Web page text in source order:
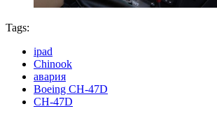
Tags:
ipad
Chinook
авария
Boeing CH-47D
CH-47D